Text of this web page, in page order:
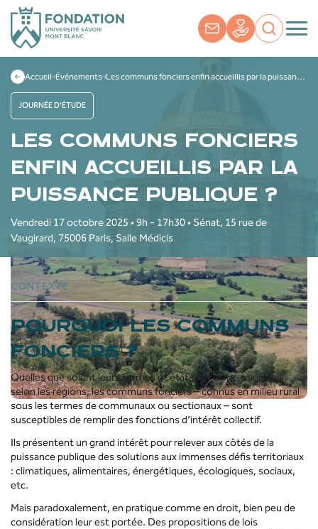
Accueil Événements Les communs fonciers enfin accueillis par la puissance publique ?
JOURNÉE D’ÉTUDE
LES COMMUNS FONCIERS
ENFIN ACCUEILLIS PAR LA
PUISSANCE PUBLIQUE ?
Vendredi 17 octobre 2025 • 9h - 17h30 • Sénat, 15 rue de
Vaugirard, 75006 Paris, Salle Médicis
CONTEXTE
POURQUOI LES COMMUNS
FONCIERS ?
Quelles que soient leurs formes et états de forme, variables
selon les régions, les communs fonciers – connus en milieu rural
sous les termes de communaux ou sectionaux – sont
susceptibles de remplir des fonctions d’intérêt collectif.
Ils présentent un grand intérêt pour relever aux côtés de la
puissance publique des solutions aux immenses défis territoriaux
: climatiques, alimentaires, énergétiques, écologiques, sociaux,
etc.
Mais paradoxalement, en pratique comme en droit, bien peu de
considération leur est portée. Des propositions de lois